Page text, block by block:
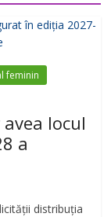
feminin
locul
a
distribuția